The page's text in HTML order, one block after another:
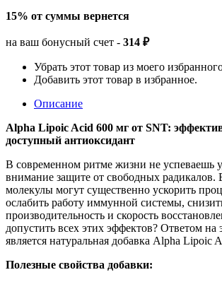
15% от суммы вернется
на ваш бонусный счет - 314 ₽
Убрать этот товар из моего
Добавить этот товар в избранное.
Описание
Alpha Lipoic Acid 600 мг от SNT:
доступный антиоксидант
В современном ритме жизни не успеваешь
внимание защите от свободных радикалов.
молекулы могут существенно ускорить
ослабить работу иммунной системы,
производительность и скорость
допустить всех этих эффектов? Ответом на
является натуральная добавка Alpha Lipoic
Полезные свойства добавки: